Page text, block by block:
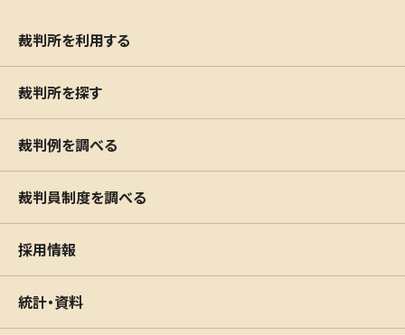
裁判所を利用する
裁判所を探す
裁判例を調べる
裁判員制度を調べる
採用情報
統計・資料